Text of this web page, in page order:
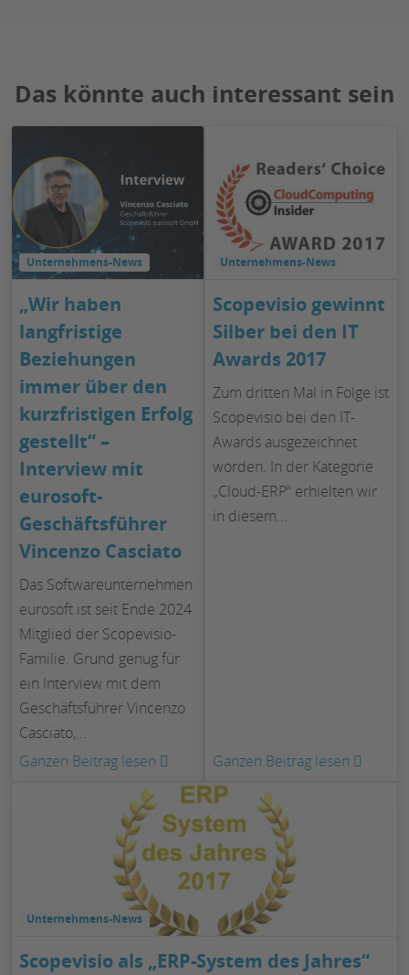
Das könnte auch interessant sein
Unternehmens-News
„Wir haben
langfristige
Beziehungen
immer über den
kurzfristigen Erfolg
gestellt“ –
Interview mit
eurosoft-
Geschäftsführer
Vincenzo Casciato
Das Softwareunternehmen
eurosoft ist seit Ende 2024
Mitglied der Scopevisio-
Familie. Grund genug für
ein Interview mit dem
Geschäftsführer Vincenzo
Casciato,…
Ganzen Beitrag lesen
„Wir
haben
langfristige
Beziehungen
immer
über
den
kurzfristigen
Unternehmens-News
Scopevisio gewinnt
Silber bei den IT
Awards 2017
Zum dritten Mal in Folge ist
Scopevisio bei den IT-
Awards ausgezeichnet
worden. In der Kategorie
„Cloud-ERP“ erhielten wir
in diesem…
Ganzen Beitrag lesen
2017
Unternehmens-News
Scopevisio als „ERP-System des Jahres“